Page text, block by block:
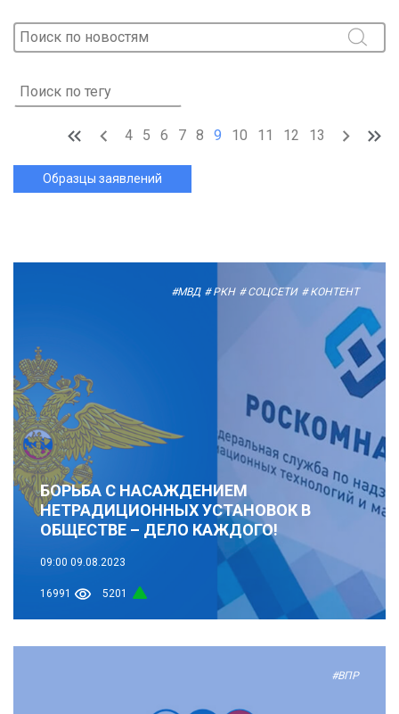
4 5 6 7 8 9 10 11 12 13
Образцы заявлений
#МВД # РКН # СОЦСЕТИ # КОНТЕНТ
БОРЬБА С НАСАЖДЕНИЕМ
НЕТРАДИЦИОННЫХ УСТАНОВОК В
ОБЩЕСТВЕ – ДЕЛО КАЖДОГО!
09:00 09.08.2023
16991 5201
#ВПР